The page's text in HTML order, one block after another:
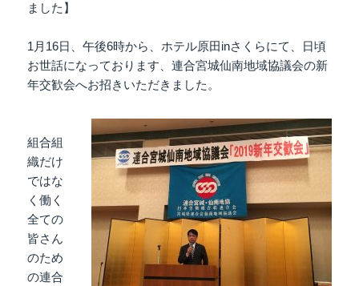
ました】
1月16日、午後6時から、ホテル原田inさくらにて、日頃
お世話になっております、連合宮城仙南地域協議会の新
年交歓会へお招きいただきました。
組合組
織だけ
ではな
く働く
全ての
皆さん
のため
の連合